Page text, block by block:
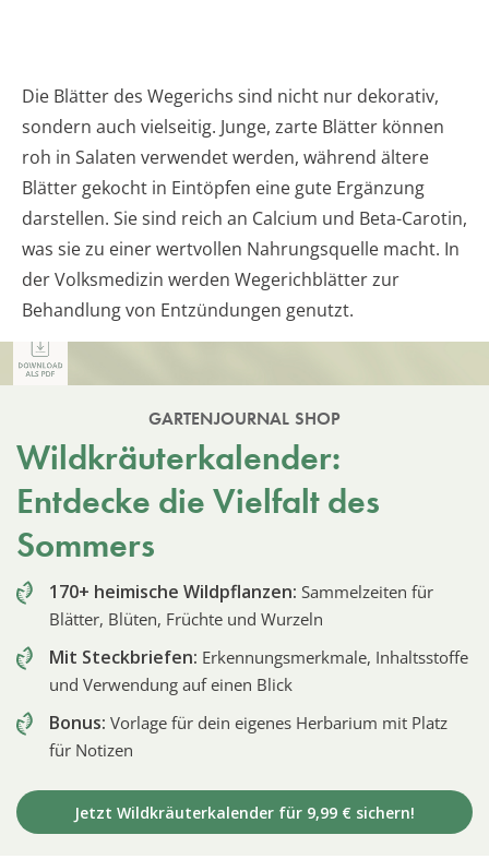
Die Blätter des Wegerichs sind nicht nur dekorativ,
sondern auch vielseitig. Junge, zarte Blätter können
roh in Salaten verwendet werden, während ältere
Blätter gekocht in Eintöpfen eine gute Ergänzung
darstellen. Sie sind reich an Calcium und Beta-Carotin,
was sie zu einer wertvollen Nahrungsquelle macht. In
der Volksmedizin werden Wegerichblätter zur
Behandlung von Entzündungen genutzt.
GARTENJOURNAL SHOP
Wildkräuterkalender:
Entdecke die Vielfalt des
Sommers
170+ heimische Wildpflanzen: Sammelzeiten für
Blätter, Blüten, Früchte und Wurzeln
Mit Steckbriefen: Erkennungsmerkmale, Inhaltsstoffe
und Verwendung auf einen Blick
Bonus: Vorlage für dein eigenes Herbarium mit Platz
für Notizen
Jetzt Wildkräuterkalender für 9,99 € sichern!